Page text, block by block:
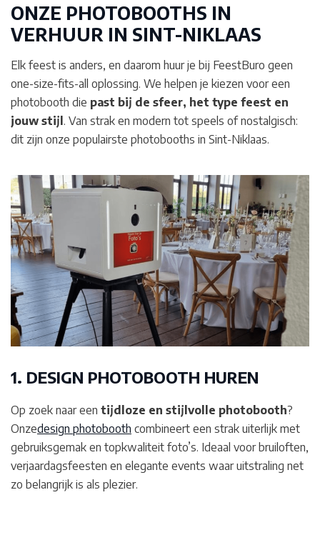
ONZE PHOTOBOOTHS IN
VERHUUR IN SINT-NIKLAAS
Elk feest is anders, en daarom huur je bij FeestBuro geen
one-size-fits-all oplossing. We helpen je kiezen voor een
photobooth die past bij de sfeer, het type feest en
jouw stijl. Van strak en modern tot speels of nostalgisch:
dit zijn onze populairste photobooths in Sint-Niklaas.
1. DESIGN PHOTOBOOTH HUREN
Op zoek naar een tijdloze en stijlvolle photobooth?
Onzedesign photobooth combineert een strak uiterlijk met
gebruiksgemak en topkwaliteit foto’s. Ideaal voor bruiloften,
verjaardagsfeesten en elegante events waar uitstraling net
zo belangrijk is als plezier.